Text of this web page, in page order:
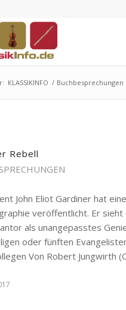
KLASSIKINFO / Buchbesprechungen
Rebell
John Eliot Gardiner hat
veröffentlicht. Er sieht
als unangepasstes
oder fünften
Von Robert Jungwirth